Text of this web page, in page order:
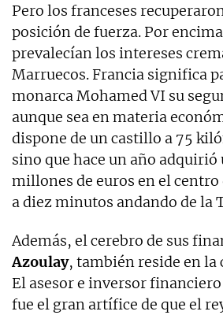
Pero los franceses
posición de fuerza. Por
prevalecían los intereses
Marruecos. Francia significa
monarca Mohamed VI su
aunque sea en materia
dispone de un castillo a 75
sino que hace un año
millones de euros en el centro
a diez minutos andando de la
Además, el cerebro de sus
Azoulay, también reside en la
El asesor e inversor
fue el gran artífice de que el